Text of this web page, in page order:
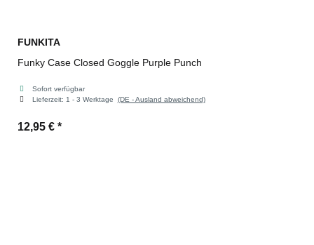
FUNKITA
Funky Case Closed Goggle Purple Punch
Sofort verfügbar
Lieferzeit: 1 - 3 Werktage (DE - Ausland abweichend)
12,95 € *